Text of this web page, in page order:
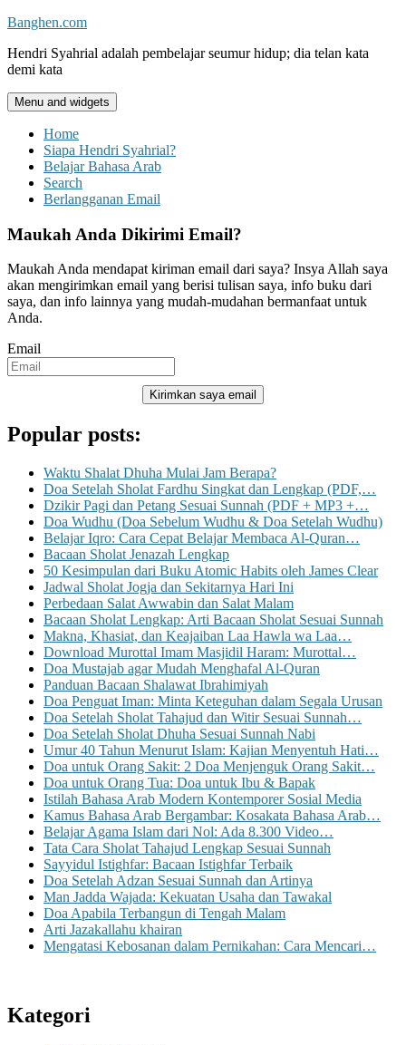
Skip
content
Banghen.com
Hendri Syahrial adalah pembelajar seumur hidup; dia telan kata
demi kata
Menu and widgets
Home
Siapa Hendri Syahrial?
Belajar Bahasa Arab
Search
Berlangganan Email
Maukah Anda Dikirimi Email?
Maukah Anda mendapat kiriman email dari saya? Insya Allah saya
akan mengirimkan email yang berisi tulisan saya, info buku dari
saya, dan info lainnya yang mudah-mudahan bermanfaat untuk
Anda.
Email
Kirimkan saya email
Popular posts:
Waktu Shalat Dhuha Mulai Jam Berapa?
Doa Setelah Sholat Fardhu Singkat dan Lengkap (PDF,…
Dzikir Pagi dan Petang Sesuai Sunnah (PDF + MP3 +…
Doa Wudhu (Doa Sebelum Wudhu & Doa Setelah Wudhu)
Belajar Iqro: Cara Cepat Belajar Membaca Al-Quran…
Bacaan Sholat Jenazah Lengkap
50 Kesimpulan dari Buku Atomic Habits oleh James Clear
Jadwal Sholat Jogja dan Sekitarnya Hari Ini
Perbedaan Salat Awwabin dan Salat Malam
Bacaan Sholat Lengkap: Arti Bacaan Sholat Sesuai Sunnah
Makna, Khasiat, dan Keajaiban Laa Hawla wa Laa…
Download Murottal Imam Masjidil Haram: Murottal…
Doa Mustajab agar Mudah Menghafal Al-Quran
Panduan Bacaan Shalawat Ibrahimiyah
Doa Penguat Iman: Minta Keteguhan dalam Segala Urusan
Doa Setelah Sholat Tahajud dan Witir Sesuai Sunnah…
Doa Setelah Sholat Dhuha Sesuai Sunnah Nabi
Umur 40 Tahun Menurut Islam: Kajian Menyentuh Hati…
Doa untuk Orang Sakit: 2 Doa Menjenguk Orang Sakit…
Doa untuk Orang Tua: Doa untuk Ibu & Bapak
Istilah Bahasa Arab Modern Kontemporer Sosial Media
Kamus Bahasa Arab Bergambar: Kosakata Bahasa Arab…
Belajar Agama Islam dari Nol: Ada 8.300 Video…
Tata Cara Sholat Tahajud Lengkap Sesuai Sunnah
Sayyidul Istighfar: Bacaan Istighfar Terbaik
Doa Setelah Adzan Sesuai Sunnah dan Artinya
Man Jadda Wajada: Kekuatan Usaha dan Tawakal
Doa Apabila Terbangun di Tengah Malam
Arti Jazakallahu khairan
Mengatasi Kebosanan dalam Pernikahan: Cara Mencari…
Kategori